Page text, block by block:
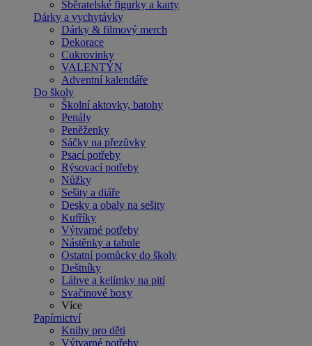
Sběratelské figurky a karty
Dárky a vychytávky
Dárky & filmový merch
Dekorace
Cukrovinky
VALENTÝN
Adventní kalendáře
Do školy
Školní aktovky, batohy
Penály
Peněženky
Sáčky na přezůvky
Psací potřeby
Rýsovací potřeby
Nůžky
Sešity a diáře
Desky a obaly na sešity
Kufříky
Výtvarné potřeby
Nástěnky a tabule
Ostatní pomůcky do školy
Deštníky
Láhve a kelímky na pití
Svačinové boxy
Více
Papírnictví
Knihy pro děti
Výtvarné potřeby